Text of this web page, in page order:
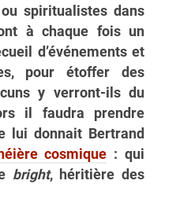
spiritualistes dans
à chaque fois un
d’événements et
pour étoffer des
y verront-ils du
il faudra prendre
lui donnait Bertrand
cosmique : qui
bright, héritière des